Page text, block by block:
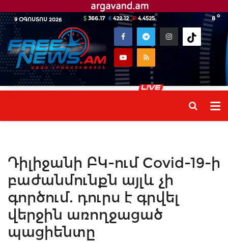
9 ՕԳՈՍՏՈՍ 2026 8 o
366.17 422.12 4.4525
Դիլիջանի ԲԿ-ում Covid-19-ի
բաժանմունքն այլև չի
գործում. դուրս է գրվել
վերջին առողջացած
պացիենտը